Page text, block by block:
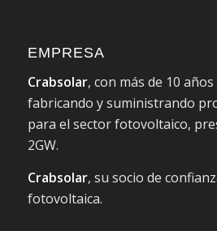
EMPRESA
Crabsolar, con más de 10
fabricando y suministrando
para el sector fotovoltaico,
2GW.
Crabsolar, su socio de
fotovoltaica.